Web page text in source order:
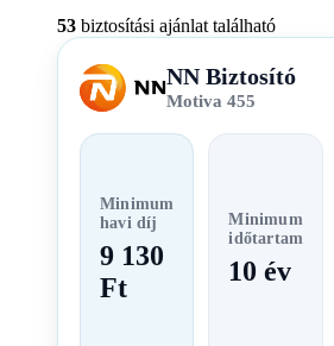
53 biztosítási ajánlat található
NN Biztosító
Motiva 455
Minimum
havi díj
9 130
Ft
Minimum
időtartam
10 év